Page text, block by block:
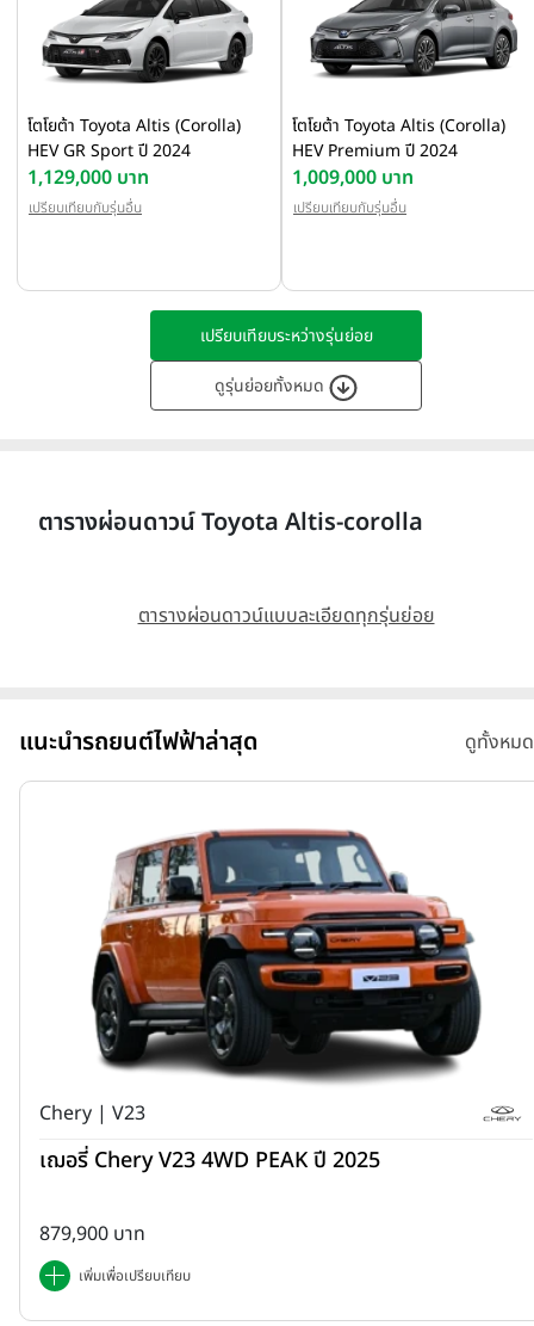
โตโยต้า Toyota Altis (Corolla)
HEV GR Sport ปี 2024
1,129,000 บาท
เปรียบเทียบกับรุ่นอื่น
โตโยต้า Toyota Altis (Corolla)
HEV Premium ปี 2024
1,009,000 บาท
เปรียบเทียบกับรุ่นอื่น
เปรียบเทียบระหว่างรุ่นย่อย
ดูรุ่นย่อยทั้งหมด
ตารางผ่อนดาวน์ Toyota Altis-corolla
ตารางผ่อนดาวน์แบบละเอียดทุกรุ่นย่อย
แนะนำรถยนต์ไฟฟ้าล่าสุด ดูทั้งหมด
Chery | V23
เฌอรี่ Chery V23 4WD PEAK ปี 2025
879,900 บาท
เพิ่มเพื่อเปรียบเทียบ